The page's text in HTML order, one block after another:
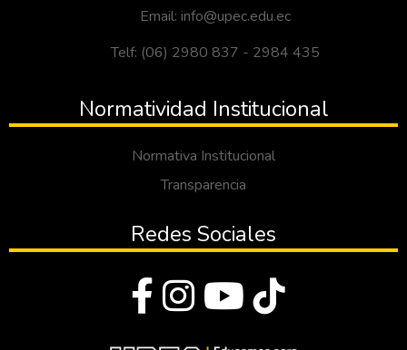
Email: info@upec.edu.ec
Telf: (06) 2980 837 - 2984 435
Normatividad Institucional
Normativa Institucional
Transparencia
Redes Sociales